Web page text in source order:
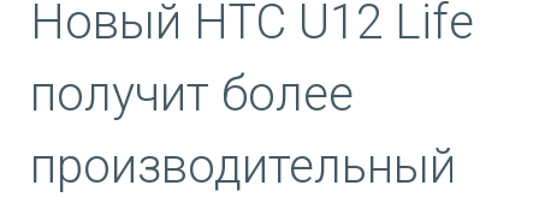
Новый HTC U12 Life
получит более
производительный